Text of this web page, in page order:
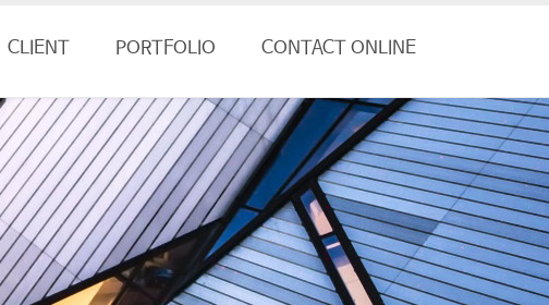
CLIENT PORTFOLIO CONTACT ONLINE